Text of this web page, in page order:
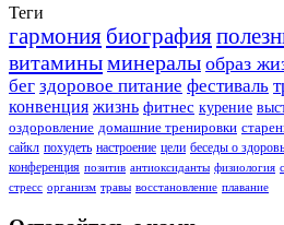
Теги
гармония биография
витаминыминералы образ
бег здоровое питание фестиваль
конвенция жизнь фитнес курение
оздоровление домашние тренировки
сайкл похудеть настроение цели беседы о
конференция позитив антиоксиданты физиология
стресс организм травы восстановление плавание